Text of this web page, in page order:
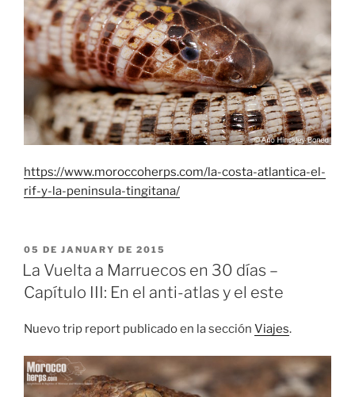
https://www.moroccoherps.com/la-costa-atlantica-el-
rif-y-la-peninsula-tingitana/
PUBLICADO
EL
05 DE JANUARY DE 2015
La Vuelta a Marruecos en 30 días –
Capítulo III: En el anti-atlas y el este
Nuevo trip report publicado en la sección Viajes.